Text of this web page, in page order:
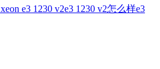
xeon e3 1230 v2e3 1230 v2怎么样e3